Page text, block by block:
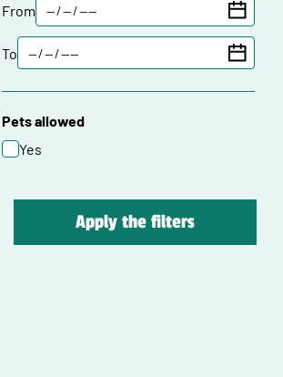
From
To
Pets allowed
Yes
Apply the filters